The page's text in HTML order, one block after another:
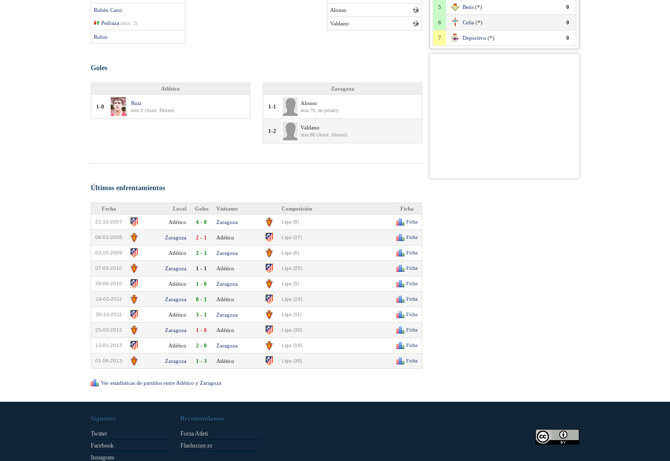
Rubén Cano
Pedraza (min. 2)
Rubio
Alonso
Valdano
Goles
Atlético
1-0
Ruiz
min.9 (Asist: Dirceu)
Zaragoza
1-1
Alonso
min.70, de penalty
1-2
Valdano
min.86 (Asist: Alonso)
Últimos enfrentamientos
Fecha Local Goles Visitante Competición Ficha
21-10-2007 Atlético 4 - 0 Zaragoza Liga (8) Ficha
08-03-2008 Zaragoza 2 - 1 Atlético Liga (27) Ficha
03-10-2009 Atlético 2 - 1 Zaragoza Liga (6) Ficha
07-03-2010 Zaragoza 1 - 1 Atlético Liga (25) Ficha
26-09-2010 Atlético 1 - 0 Zaragoza Liga (5) Ficha
19-02-2011 Zaragoza 0 - 1 Atlético Liga (24) Ficha
30-10-2011 Atlético 3 - 1 Zaragoza Liga (11) Ficha
25-03-2012 Zaragoza 1 - 0 Atlético Liga (30) Ficha
13-01-2013 Atlético 2 - 0 Zaragoza Liga (19) Ficha
01-06-2013 Zaragoza 1 - 3 Atlético Liga (38) Ficha
Ver estadísticas de partidos entre Atlético y Zaragoza
5 Betis (*) 0
6 Celta (*) 0
7 Deportivo (*) 0
Síguenos
Twitter
Facebook
Instagram
Recomendamos
Forza Atleti
Flashscore.es